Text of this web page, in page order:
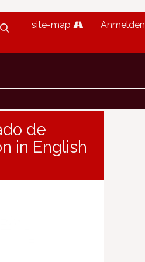
site-map Anmelden
de
in English